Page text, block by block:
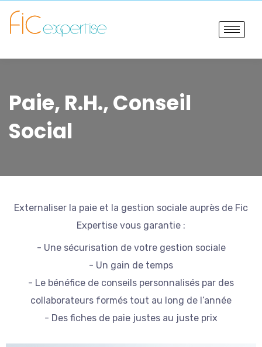
Paie, R.H., Conseil
Social
Externaliser la paie et la gestion sociale auprès de Fic
Expertise vous garantie :
- Une sécurisation de votre gestion sociale
- Un gain de temps
- Le bénéfice de conseils personnalisés par des
collaborateurs formés tout au long de l’année
- Des fiches de paie justes au juste prix